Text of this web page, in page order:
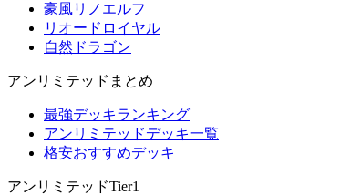
豪風リノエルフ
リオードロイヤル
自然ドラゴン
アンリミテッドまとめ
最強デッキランキング
アンリミテッドデッキ一覧
格安おすすめデッキ
アンリミテッドTier1